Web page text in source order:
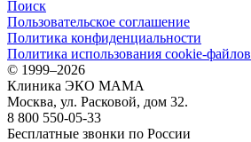
Поиск
Пользовательское соглашение
Политика конфиденциальности
Политика использования cookie-файлов
© 1999–2026
Клиника ЭКО МАМА
Москва, ул. Расковой, дом 32.
8 800 550-05-33
Бесплатные звонки по России